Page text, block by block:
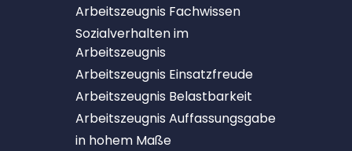
Arbeitszeugnis Fachwissen
Sozialverhalten im
Arbeitszeugnis
Arbeitszeugnis Einsatzfreude
Arbeitszeugnis Belastbarkeit
Arbeitszeugnis Auffassungsgabe
in hohem Maße